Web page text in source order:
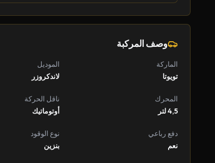
وصف المركبة
الماركة
تويوتا
الموديل
لاندكروزر
المحرك
4,5 لتر
ناقل الحركة
أوتوماتيك
دفع رباعي
نعم
نوع الوقود
بنزين